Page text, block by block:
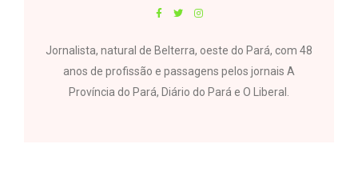
Jornalista, natural de Belterra, oeste do Pará, com 48
anos de profissão e passagens pelos jornais A
Província do Pará, Diário do Pará e O Liberal.